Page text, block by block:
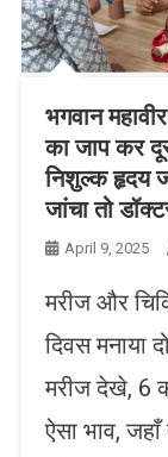
भगवान
का जाप कर
निशुल्क हृदय
जांचा तो
April 9, 2025
मरीज और
दिवस मनाया
मरीज देखे, 6
ऐसा भाव,